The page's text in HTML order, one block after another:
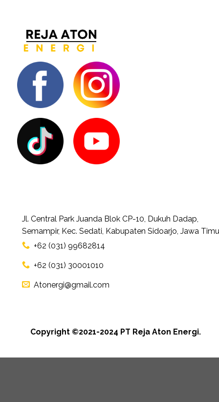
Jl. Central Park Juanda Blok CP-10, Dukuh Dadap,
Semampir, Kec. Sedati, Kabupaten Sidoarjo, Jawa
+62 (031) 99682814
+62 (031) 30001010
Atonergi@gmail.com
Copyright ©2021-2024 PT Reja Aton Energi.